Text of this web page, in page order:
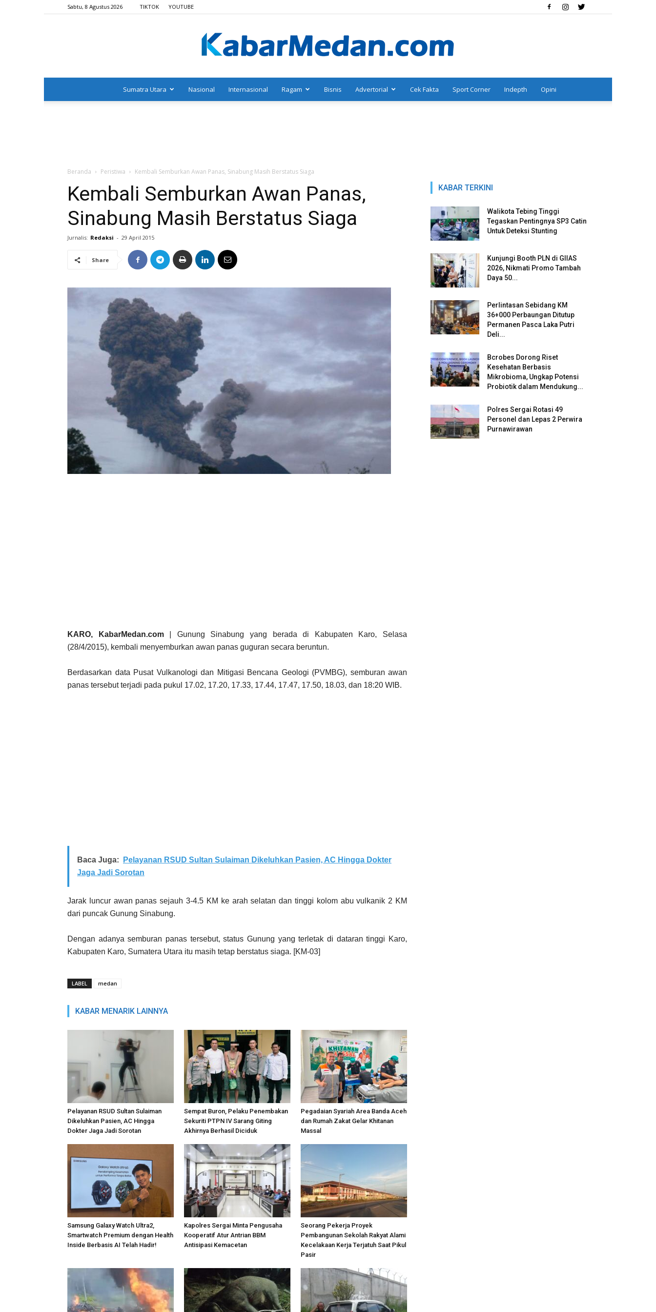
Sabtu, 8 Agustus 2026 TIKTOK YOUTUBE
Sumatra Utara Nasional Internasional Ragam Bisnis Advertorial Cek Fakta Sport Corner Indepth Opini
Beranda Peristiwa Kembali Semburkan Awan Panas, Sinabung Masih Berstatus Siaga
Kembali Semburkan Awan Panas,
Sinabung Masih Berstatus Siaga
Jurnalis: Redaksi - 29 April 2015
Share
KARO, KabarMedan.com| Gunung Sinabung yang berada di Kabupaten Karo, Selasa
(28/4/2015), kembali menyemburkan awan panas guguran secara beruntun.
Berdasarkan data Pusat Vulkanologi dan Mitigasi Bencana Geologi (PVMBG), semburan awan
panas tersebut terjadi pada pukul 17.02, 17.20, 17.33, 17.44, 17.47, 17.50, 18.03, dan 18:20 WIB.
Baca Juga:
Pelayanan RSUD Sultan Sulaiman Dikeluhkan Pasien, AC Hingga Dokter
Jaga Jadi Sorotan
Jarak luncur awan panas sejauh 3-4.5 KM ke arah selatan dan tinggi kolom abu vulkanik 2 KM
dari puncak Gunung Sinabung.
Dengan adanya semburan panas tersebut, status Gunung yang terletak di dataran tinggi Karo,
Kabupaten Karo, Sumatera Utara itu masih tetap berstatus siaga. [KM-03]
LABEL medan
KABAR MENARIK LAINNYA
Pelayanan RSUD Sultan Sulaiman
Dikeluhkan Pasien, AC Hingga
Dokter Jaga Jadi Sorotan
Sempat Buron, Pelaku Penembakan
Sekuriti PTPN IV Sarang Giting
Akhirnya Berhasil Diciduk
Pegadaian Syariah Area Banda Aceh
dan Rumah Zakat Gelar Khitanan
Massal
Samsung Galaxy Watch Ultra2,
Smartwatch Premium dengan Health
Inside Berbasis AI Telah Hadir!
Kapolres Sergai Minta Pengusaha
Kooperatif Atur Antrian BBM
Antisipasi Kemacetan
Seorang Pekerja Proyek
Pembangunan Sekolah Rakyat Alami
Kecelakaan Kerja Terjatuh Saat Pikul
Pasir
KABAR TERKINI
Walikota Tebing Tinggi
Tegaskan Pentingnya SP3 Catin
Untuk Deteksi Stunting
Kunjungi Booth PLN di GIIAS
2026, Nikmati Promo Tambah
Daya 50...
Perlintasan Sebidang KM
36+000 Perbaungan Ditutup
Permanen Pasca Laka Putri
Deli...
Bcrobes Dorong Riset
Kesehatan Berbasis
Mikrobioma, Ungkap Potensi
Probiotik dalam Mendukung...
Polres Sergai Rotasi 49
Personel dan Lepas 2 Perwira
Purnawirawan